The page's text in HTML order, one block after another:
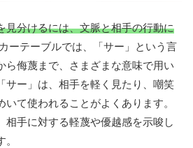
見分けるには、文脈と相手の行動に
ーテーブルでは、「サー」という言
ら侮蔑まで、さまざまな意味で用い
サー」は、相手を軽く見たり、嘲笑
いて使われることがよくあります。
相手に対する軽蔑や優越感を示唆し